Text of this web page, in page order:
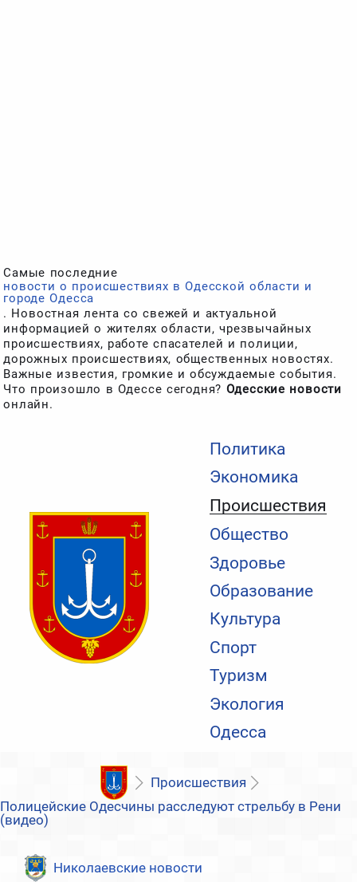
Политика
Экономика
Происшествия
Общество
Здоровье
Образование
Культура
Спорт
Туризм
Экология
Одесса
Cамые последние
новости о происшествиях в Одесской области и
городе Одесса
. Новостная лента со свежей и актуальной
информацией о жителях области, чрезвычайных
происшествиях, работе спасателей и полиции,
дорожных происшествиях, общественных новостях.
Важные известия, громкие и обсуждаемые события.
Что произошло в Одессе сегодня? Одесские новости
онлайн.
Происшествия
Полицейские Одесчины расследуют стрельбу в Рени
(видео)
Николаевские новости